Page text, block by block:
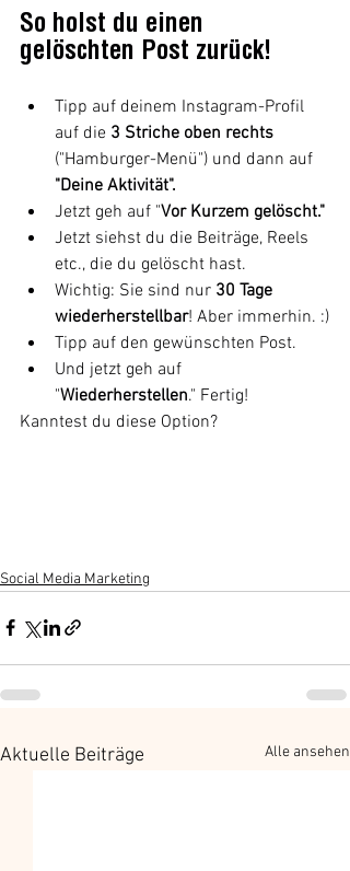
So holst du einen
gelöschten Post zurück!
Tipp auf deinem Instagram-Profil
auf die 3 Striche oben rechts
("Hamburger-Menü") und dann auf
"Deine Aktivität".
Jetzt geh auf "Vor Kurzem gelöscht."
Jetzt siehst du die Beiträge, Reels
etc., die du gelöscht hast.
Wichtig: Sie sind nur 30 Tage
wiederherstellbar! Aber immerhin. :)
Tipp auf den gewünschten Post.
Und jetzt geh auf
"Wiederherstellen." Fertig!
Kanntest du diese Option?
Social Media Marketing
Aktuelle Beiträge Alle ansehen